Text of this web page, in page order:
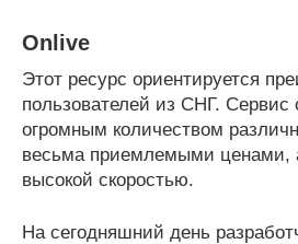
Onlive
Этот ресурс ориентируется
пользователей из СНГ. Сервис
огромным количеством
весьма приемлемыми ценами,
высокой скоростью.
На сегодняшний день